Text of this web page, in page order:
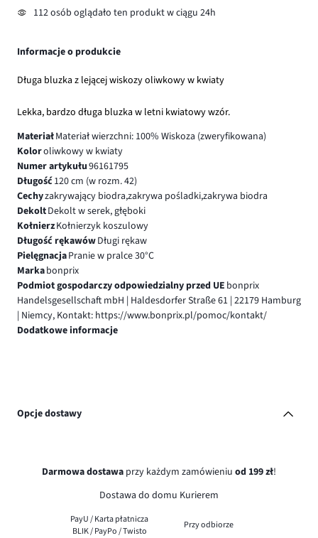
112 osób oglądało ten produkt w ciągu 24h
Informacje o produkcie
Długa bluzka z lejącej wiskozy oliwkowy w kwiaty
Lekka, bardzo długa bluzka w letni kwiatowy wzór.
MateriałMateriał wierzchni: 100% Wiskoza (zweryfikowana)
Koloroliwkowy w kwiaty
Numer artykułu96161795
Długość120 cm (w rozm. 42)
Cechyzakrywający biodra,zakrywa pośladki,zakrywa biodra
DekoltDekolt w serek, głęboki
KołnierzKołnierzyk koszulowy
Długość rękawówDługi rękaw
PielęgnacjaPranie w pralce 30°C
Markabonprix
Podmiot gospodarczy odpowiedzialny przed UE bonprix
Handelsgesellschaft mbH | Haldesdorfer Straße 61 | 22179 Hamburg
| Niemcy, Kontakt: https://www.bonprix.pl/pomoc/kontakt/
Dodatkowe informacje
Opcje dostawy
Darmowa dostawa przy każdym zamówieniu od 199 zł!
Dostawa do domu Kurierem
PayU / Karta płatnicza
BLIK / PayPo / Twisto
Przy odbiorze